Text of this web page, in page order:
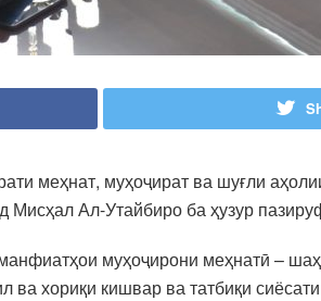
меҳнат, муҳоҷират ва шуғли
Ал-Утайбиро ба ҳузур
муҳоҷирони меҳнатӣ –
хориқи кишвар ва татбиқи